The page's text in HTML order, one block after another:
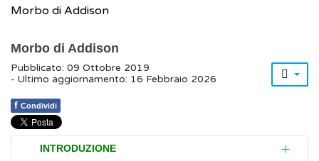
Morbo di Addison
Morbo di Addison
Pubblicato: 09 Ottobre 2019
- Ultimo aggiornamento: 16 Febbraio 2026
f Condividi
INTRODUZIONE